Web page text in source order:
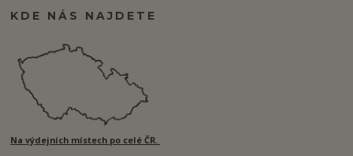
KDE NÁS NAJDETE
Na výdejních místech po celé ČR.